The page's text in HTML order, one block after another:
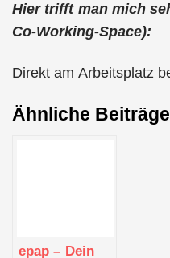
Hier trifft man mich
Co-Working-Space):
Direkt am Arbeitsplatz
Ähnliche
epap – Dein